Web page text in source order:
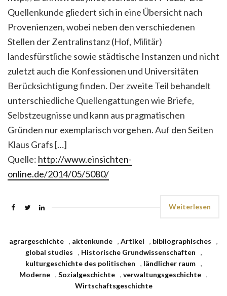
Quellenkunde gliedert sich in eine Übersicht nach
Provenienzen, wobei neben den verschiedenen
Stellen der Zentralinstanz (Hof, Militär)
landesfürstliche sowie städtische Instanzen und nicht
zuletzt auch die Konfessionen und Universitäten
Berücksichtigung finden. Der zweite Teil behandelt
unterschiedliche Quellengattungen wie Briefe,
Selbstzeugnisse und kann aus pragmatischen
Gründen nur exemplarisch vorgehen. Auf den Seiten
Klaus Grafs […]
Quelle: http://www.einsichten-
online.de/2014/05/5080/
Weiterlesen
agrargeschichte , aktenkunde , Artikel , bibliographisches
,
global studies
, Historische Grundwissenschaften
,
kulturgeschichte des politischen
, ländlicher raum
,
Moderne , Sozialgeschichte , verwaltungsgeschichte ,
Wirtschaftsgeschichte